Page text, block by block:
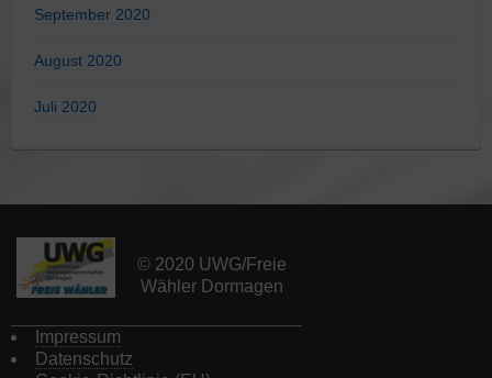
September 2020
August 2020
Juli 2020
© 2020 UWG/Freie
Wähler Dormagen
Impressum
Datenschutz